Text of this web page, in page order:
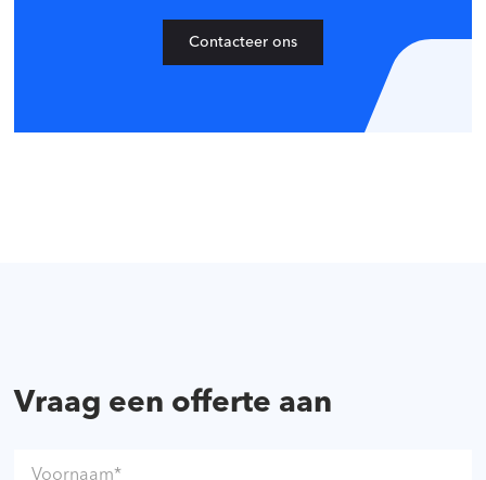
Contacteer ons
Vraag een offerte aan